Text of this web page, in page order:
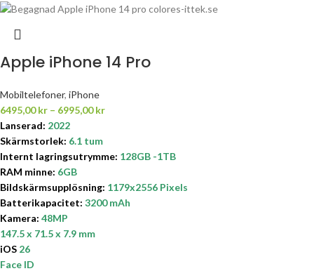
Apple iPhone 14 Pro
Mobiltelefoner, iPhone
6495,00kr – 6995,00kr
Lanserad: 2022
Skärmstorlek: 6.1 tum
Internt lagringsutrymme: 128GB -1TB
RAM minne: 6GB
Bildskärmsupplösning: 1179x2556 Pixels
Batterikapacitet: 3200 mAh
Kamera: 48MP
147.5 x 71.5 x 7.9 mm
iOS 26
Face ID